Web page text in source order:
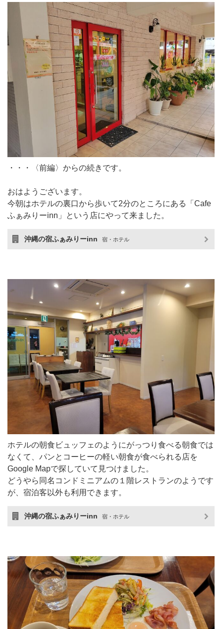
・・・〈前編〉からの続きです。
おはようございます。
今朝はホテルの裏口から歩いて2分のところにある「Cafe
ふぁみりーinn」という店にやって来ました。
沖縄の宿ふぁみりーinn 宿・ホテル
ホテルの朝食ビュッフェのようにがっつり食べる朝食では
なくて、パンとコーヒーの軽い朝食が食べられる店を
Google Mapで探していて見つけました。
どうやら同名コンドミニアムの１階レストランのようです
が、宿泊客以外も利用できます。
沖縄の宿ふぁみりーinn 宿・ホテル